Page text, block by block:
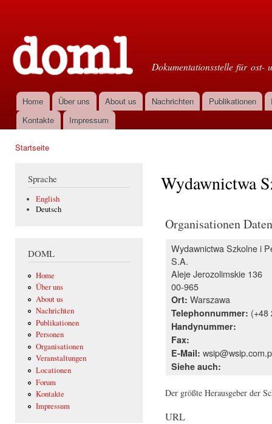
Dokumentationsstelle für ost-
Hauptmenü
Home Über uns About us Nachrichten Publikationen
Kontakte
Impressum
Startseite
Sprache
English
Deutsch
DOML
Home
Über uns
About us
Nachrichten
Publikationen
Personen
Organisationen
Veranstaltungen
Locationen
Forum
Kontakte
Impressum
Wydawnictwa
Organisationen Daten
Wydawnictwa Szkolne i
S.A.
Aleje Jerozolimskie 136
00-965
Ort: Warszawa
Telephonnummer: (+48
Handynummer:
Fax:
E-Mail:
Siehe auch:
Der größte Herausgeber der
URL